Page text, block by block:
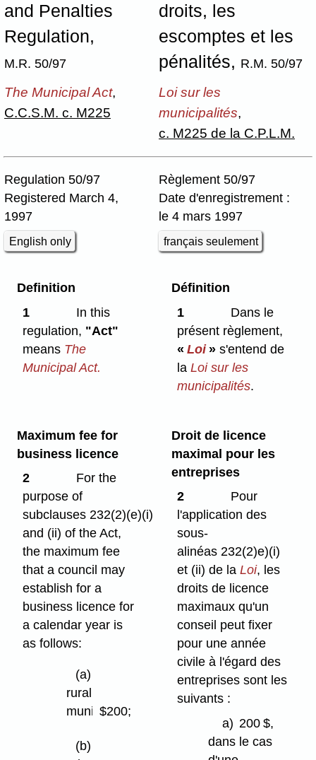
and Penalties
Regulation,
M.R. 50/97
droits, les
escomptes et les
pénalités, R.M. 50/97
The Municipal Act,
C.C.S.M. c. M225
Loi sur les
municipalités,
c. M225 de la C.P.L.M.
Regulation 50/97
Registered March 4,
1997
English only
Règlement 50/97
Date d'enregistrement :
le 4 mars 1997
français seulement
Definition
1
In this
regulation, "Act"
means The
Municipal Act.
Définition
1
Dans le
présent règlement,
«Loi» s'entend de
laLoi sur les
municipalités.
Maximum fee for
business licence
2
For the
purpose of
subclauses 232(2)⁠(e)⁠(i)
and (ii) of the Act,
the maximum fee
that a council may
establish for a
business licence for
a calendar year is
as follows:
(a)
rural
municipality:
$200;
(b)
Droit de licence
maximal pour les
entreprises
2
Pour
l'application des
sous-
alinéas 232(2)e)⁠(i)
et (ii) de laLoi, les
droits de licence
maximaux qu'un
conseil peut fixer
pour une année
civile à l'égard des
entreprises sont les
suivants :
a) 200 $,
dans le cas